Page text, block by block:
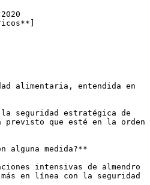
alimentaria, entendida en
seguridad estratégica de
previsto que esté en la orden
alguna medida?**
intensivas de almendro
en línea con la seguridad